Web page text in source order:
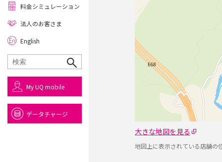
大きな地図を見る
地図上に表示されている店舗の
料金シミュレーション
法人のお客さま
English
My UQ mobile
データチャージ